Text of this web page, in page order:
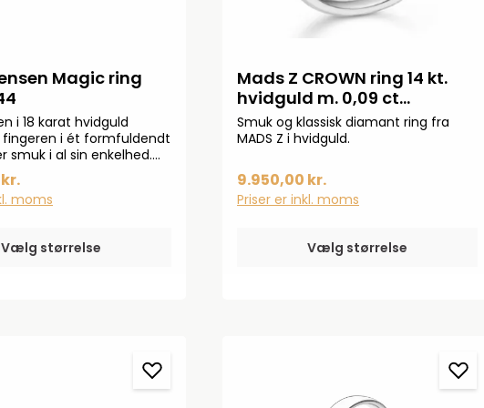
Magic ring
i 18 karat hvidguld
fingeren i ét formfuldendt
smuk i al sin enkelhed.
minimalistiske linjer gør
smykke, som også
og klassisk vielsesring i
din personlige
fremhæver skønheden i
bærer dem. Kollektionen
moms
Vælg størrelse
Mads Z CROWN ring 14 kt.
hvidguld m. 0,09 ct
diamant 1641609
Smuk og klassisk diamant ring fra
MADS Z i hvidguld.
9.950,00 kr.
Priser er inkl. moms
Vælg størrelse